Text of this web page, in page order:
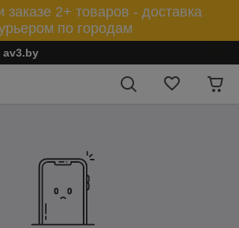
2+ товаров - доставка
по городам
av3.by